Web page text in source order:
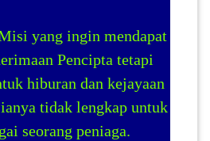
yang ingin mendapat
Pencipta tetapi
hiburan dan kejayaan
tidak lengkap untuk
seorang peniaga.